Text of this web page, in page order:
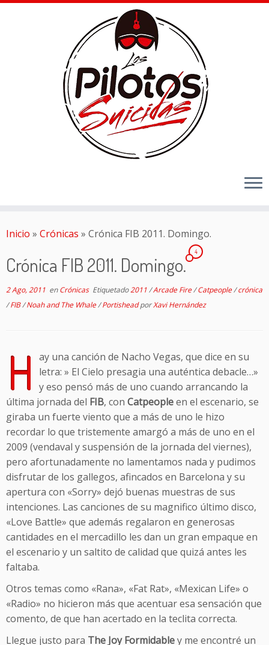
Inicio » Crónicas » Crónica FIB 2011. Domingo.
Crónica FIB 2011. Domingo.
4
2 Ago, 2011 enCrónicas Etiquetado2011/Arcade Fire/Catpeople/crónica
/FIB/Noah and The Whale/PortisheadporXavi Hernández
H
ay una canción de Nacho Vegas, que dice en su
letra: » El Cielo presagia una auténtica debacle…»
y eso pensó más de uno cuando arrancando la
última jornada del FIB, con Catpeopleen el escenario, se
giraba un fuerte viento que a más de uno le hizo
recordar lo que tristemente amargó a más de uno en el
2009 (vendaval y suspensión de la jornada del viernes),
pero afortunadamente no lamentamos nada y pudimos
disfrutar de los gallegos, afincados en Barcelona y su
apertura con «Sorry» dejó buenas muestras de sus
intenciones. Las canciones de su magnifico último disco,
«Love Battle» que además regalaron en generosas
cantidades en el mercadillo les dan un gran empaque en
el escenario y un saltito de calidad que quizá antes les
faltaba.
Otros temas como «Rana», «Fat Rat», «Mexican Life» o
«Radio» no hicieron más que acentuar esa sensación que
comento, de que han acertado en la teclita correcta.
Llegue justo para The Joy Formidabley me encontré un